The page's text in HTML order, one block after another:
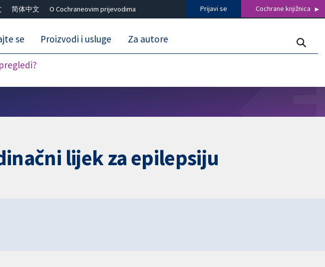
简体中文 O Cochraneovim prijevodima Prijavi se Cochrane knjižnica
se Proizvodi i usluge Za autore
lijek za epilepsiju